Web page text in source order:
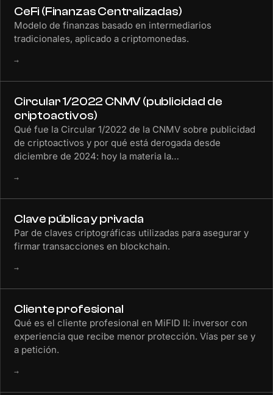
CeFi (Finanzas Centralizadas)
Modelo de finanzas basado en intermediarios
tradicionales, aplicado a criptomonedas.
→
Circular 1/2022 CNMV (publicidad de
criptoactivos)
Qué fue la Circular 1/2022 de la CNMV sobre publicidad
de criptoactivos y por qué está derogada desde
diciembre de 2024: hoy la materia la…
→
Clave pública y privada
Par de claves criptográficas utilizadas para asegurar y
firmar transacciones en blockchain.
→
Cliente profesional
Qué es el cliente profesional en MiFID II: inversor con
experiencia que recibe menor protección. Vías per se y
a petición.
→